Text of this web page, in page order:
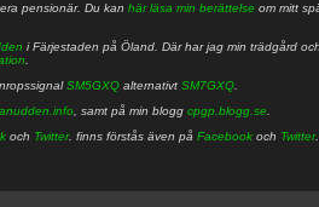
pensionär. Du kan här läsa min berättelse om mitt
i Färjestaden på Öland. Där har jag min trädgård
SM5GXQ alternativt SM7GXQ
, samt på min blogg cpgp.blogg.se
och Twitter. finns förstås även på Facebook och Twitter.